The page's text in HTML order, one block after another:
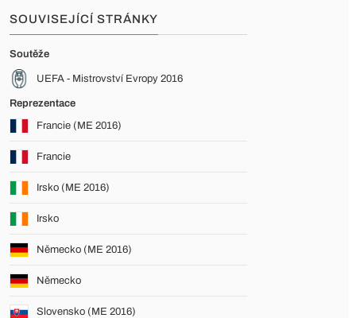
SOUVISEJÍCÍ STRÁNKY
Soutěže
UEFA - Mistrovství Evropy 2016
Reprezentace
Francie (ME 2016)
Francie
Irsko (ME 2016)
Irsko
Německo (ME 2016)
Německo
Slovensko (ME 2016)